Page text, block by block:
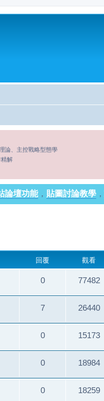
論、主控戰略型態學
解
論壇功能， 貼圖討論教學 ，
回覆 觀看
0 77482
7 26440
0 15173
0 18984
0 18259